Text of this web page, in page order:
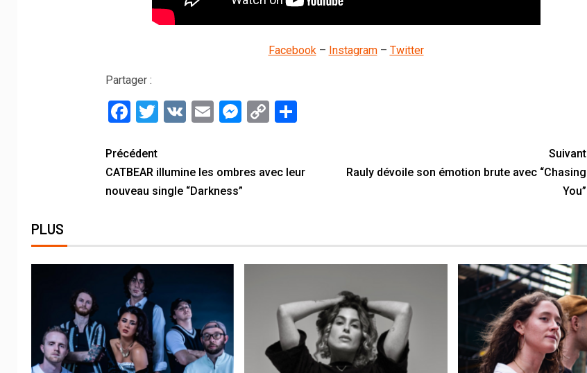
Facebook– Instagram– Twitter
Partager :
Facebook
Twitter
VKEmailMessenger
CopyPartager
Précédent
CATBEAR illumine les ombres avec leur
nouveau single “Darkness”
Suivant
Rauly dévoile son émotion brute avec “Chasing
You”
PLUS